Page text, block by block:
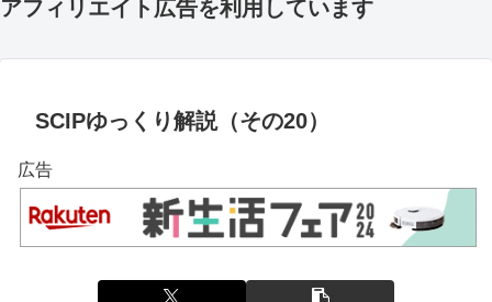
アフィリエイト広告を利用しています
SCIPゆっくり解説（その20）
広告